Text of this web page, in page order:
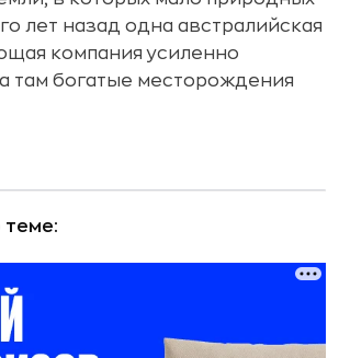
лет назад одна австралийская
компания усиленно
там богатые месторождения
теме: